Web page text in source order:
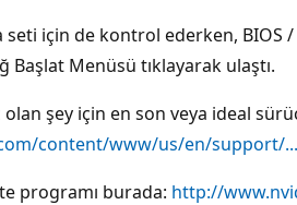
seti için de kontrol ederken, BIOS
Başlat Menüsü tıklayarak ulaştı.
olan şey için en son veya ideal
content/www/us/en/support/...
programı burada: http://